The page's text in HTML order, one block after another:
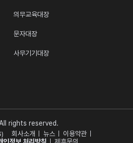
의무교육대장
문자대장
사무기기대장
rights reserved.
회사소개 뉴스
이용약관